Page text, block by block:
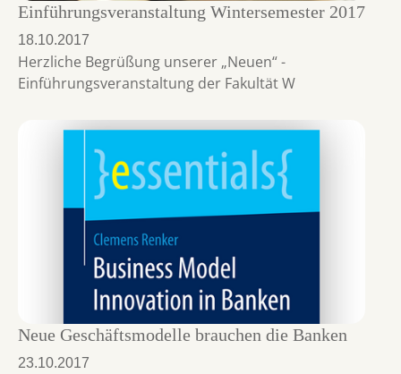
Einführungsveranstaltung Wintersemester 2017
18.10.2017
Herzliche Begrüßung unserer „Neuen“ -
Einführungsveranstaltung der Fakultät W
Neue Geschäftsmodelle brauchen die Banken
23.10.2017